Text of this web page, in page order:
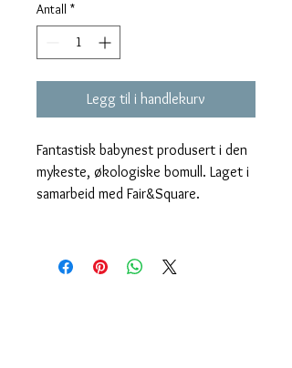
Antall *
Legg til i handlekurv
Fantastisk babynest produsert i den
mykeste, økologiske bomull. Laget i
samarbeid med Fair&Square.